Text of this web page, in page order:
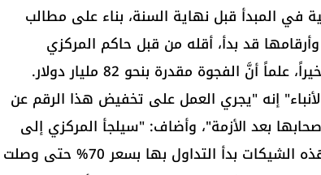
في المبدأ قبل نهاية السنة، بناء على مطالب
قد بدأ، أقله من قبل حاكم المركزي
الفجوة مقدرة بنحو 82 مليار دولار.
إنه "يجري العمل على تخفيض هذا الرقم عن
بعد الأزمة"، وأضاف: "سيلجأ المركزي إلى
إعادة كل شيك إلى سعره الطبيعي عند تاريخ إيداعه.. هذه الشيكات بدأ التداول بها بسعر 70% حتى وصلت